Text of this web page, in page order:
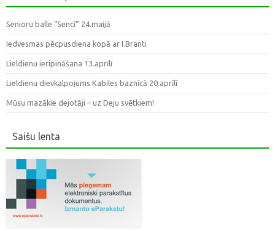
Senioru balle “Sencī” 24.maijā
Iedvesmas pēcpusdiena kopā ar I.Branti
Lieldienu ieripināšana 13.aprīlī
Lieldienu dievkalpojums Kabiles baznīcā 20.aprīlī
Mūsu mazākie dejotāji – uz Deju svētkiem!
Saišu lenta